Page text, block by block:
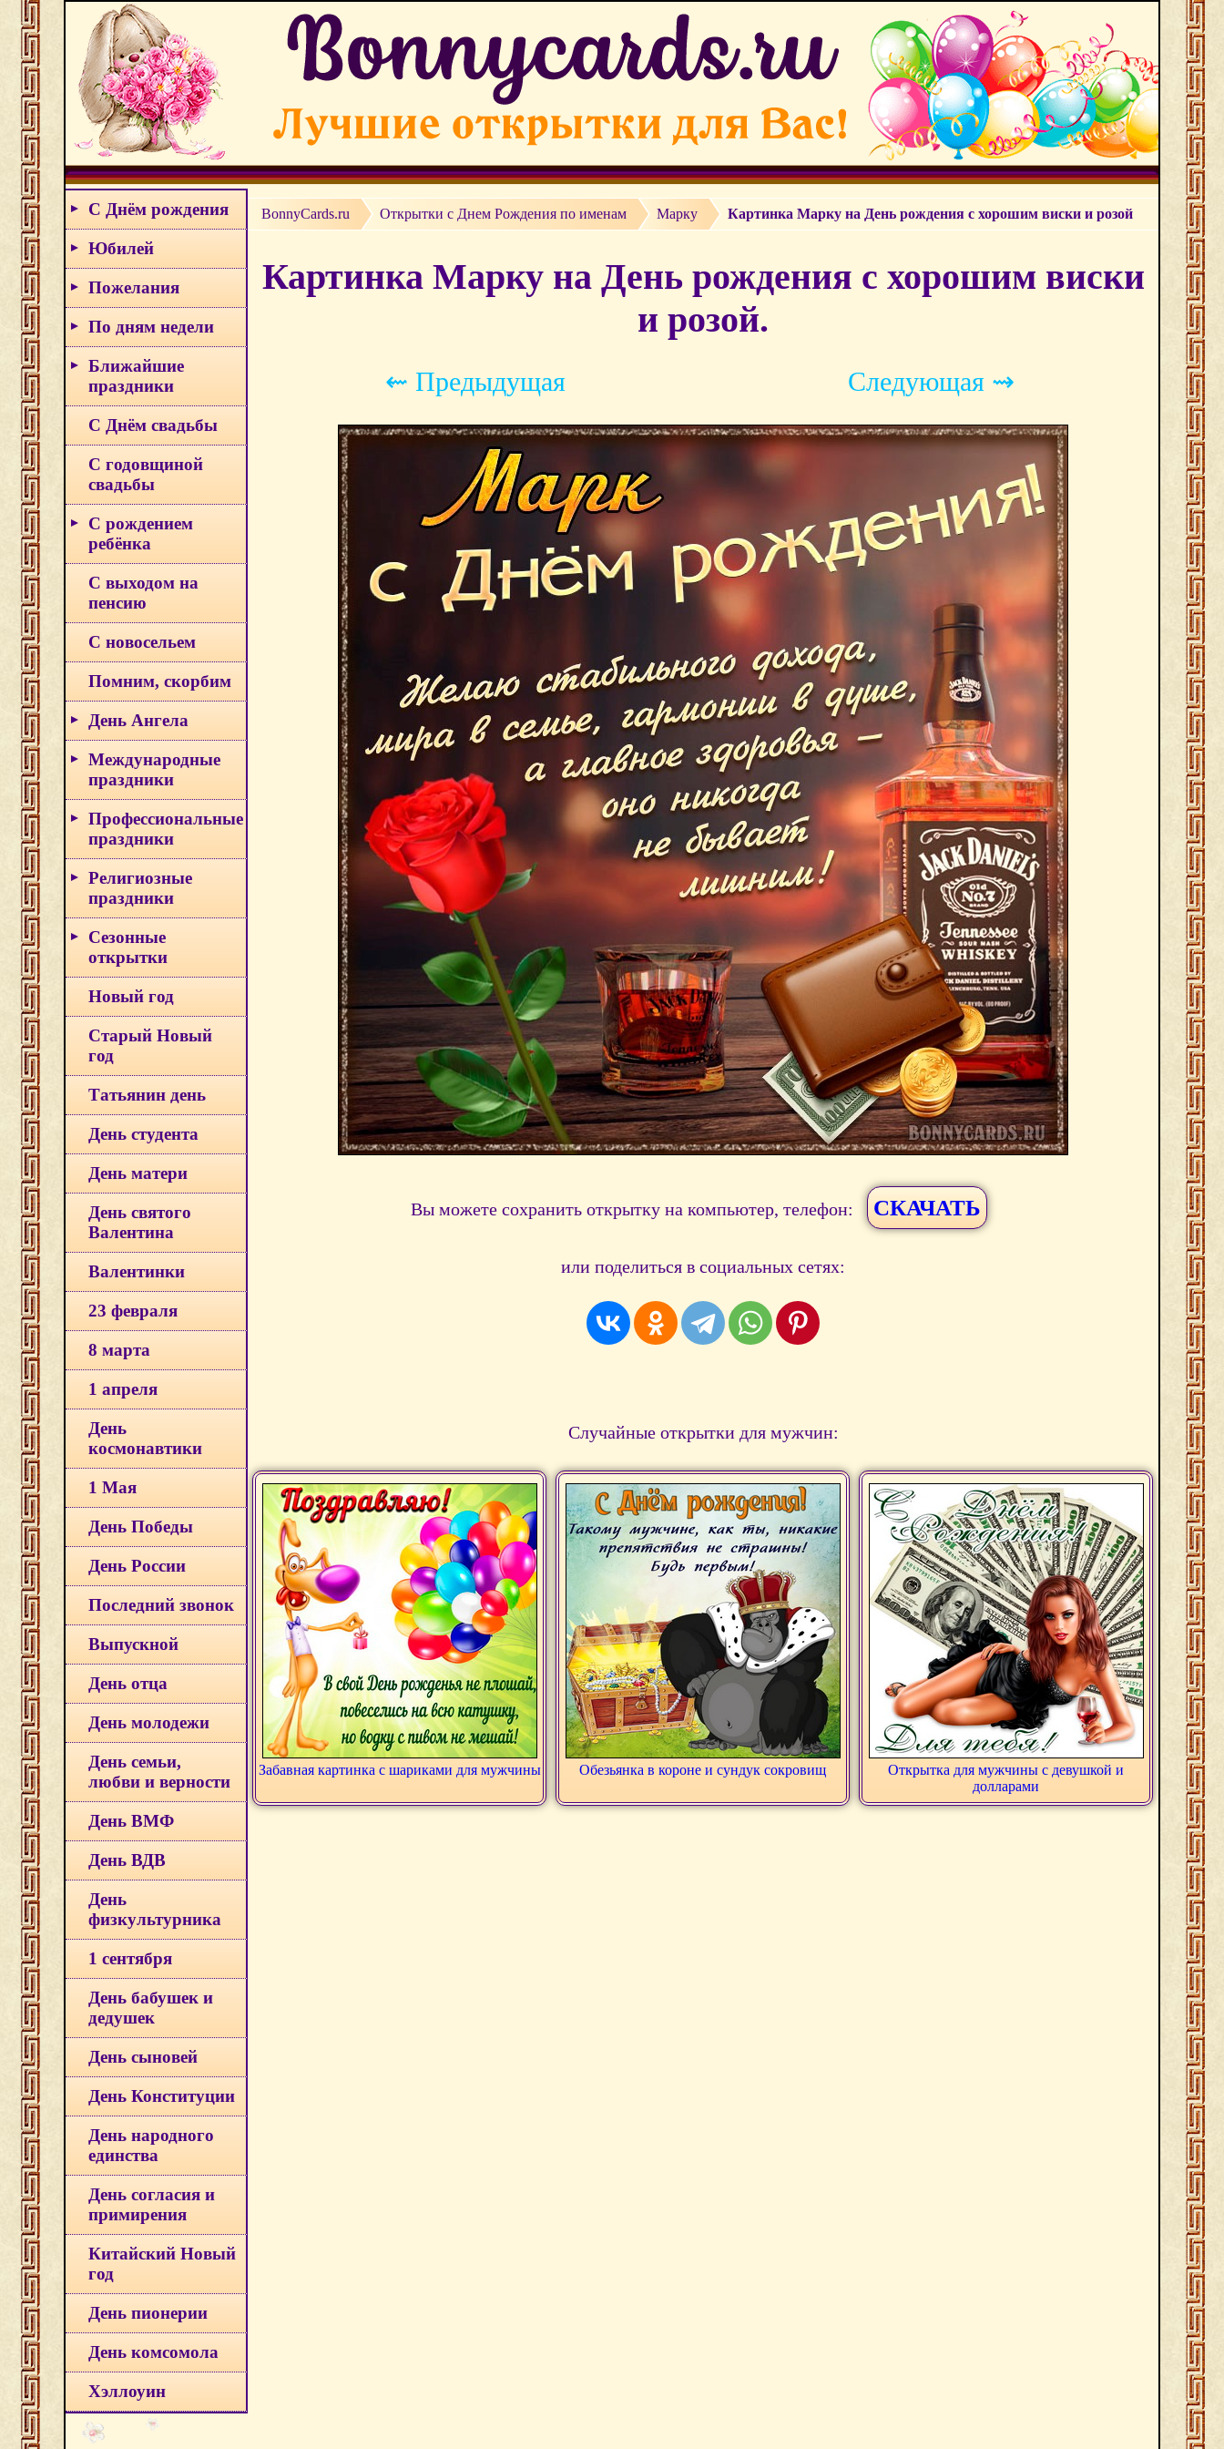
С Днём рождения
Юбилей
Пожелания
По дням недели
Ближайшие
праздники
С Днём свадьбы
С годовщиной
свадьбы
С рождением
ребёнка
С выходом на
пенсию
С новосельем
Помним, скорбим
День Ангела
Международные
праздники
Профессиональные
праздники
Религиозные
праздники
Сезонные
открытки
Новый год
Старый Новый
год
Татьянин день
День студента
День матери
День святого
Валентина
Валентинки
23 февраля
8 марта
1 апреля
День
космонавтики
1 Мая
День Победы
День России
Последний звонок
Выпускной
День отца
День молодежи
День семьи,
любви и верности
День ВМФ
День ВДВ
День
физкультурника
1 сентября
День бабушек и
дедушек
День сыновей
День Конституции
День народного
единства
День согласия и
примирения
Китайский Новый
год
День пионерии
День комсомола
Хэллоуин
BonnyCards.ru Открытки c Днем Рождения по именам Марку Картинка Марку на День рождения с хорошим виски и розой
Картинка Марку на День рождения с хорошим виски
и розой.
⇜ Предыдущая Следующая ⇝
Вы можете сохранить открытку на компьютер, телефон: СКАЧАТЬ
или поделиться в социальных сетях:
Случайные открытки для мужчин:
Забавная картинка с шариками для мужчины Обезьянка в короне и сундук сокровищ
Открытка для мужчины с девушкой и
долларами